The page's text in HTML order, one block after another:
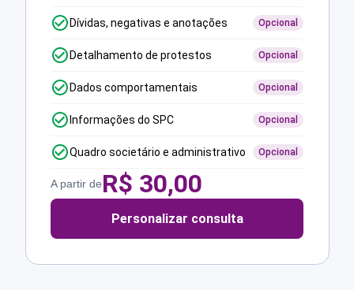
Dívidas, negativas e anotações Opcional
Detalhamento de protestos Opcional
Dados comportamentais Opcional
Informações do SPC Opcional
Quadro societário e administrativo Opcional
A partir deR$ 30,00
Personalizar consulta